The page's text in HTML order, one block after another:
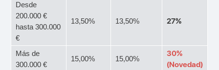
Desde
200.000 €
hasta 300.000
€
13,50% 13,50% 27%
Más de
300.000 €
15,00% 15,00%
30%
(Novedad)